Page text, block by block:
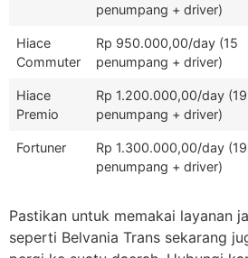
penumpang + driver)
Hiace
Commuter
Rp 950.000,00/day (15
penumpang + driver)
Hiace
Premio
Rp 1.200.000,00/day (19
penumpang + driver)
Fortuner
Rp 1.300.000,00/day (19
penumpang + driver)
Pastikan untuk memakai layanan
seperti Belvania Trans sekarang